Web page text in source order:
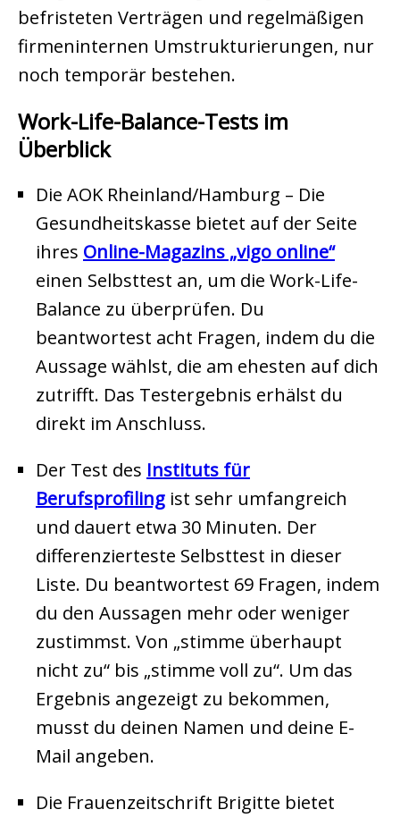
befristeten Verträgen und regelmäßigen
firmeninternen Umstrukturierungen, nur
noch temporär bestehen.
Work-Life-Balance-Tests im
Überblick
Die AOK Rheinland/Hamburg – Die
Gesundheitskasse bietet auf der Seite
ihres Online-Magazins „vigo online“
einen Selbsttest an, um die Work-Life-
Balance zu überprüfen. Du
beantwortest acht Fragen, indem du die
Aussage wählst, die am ehesten auf dich
zutrifft. Das Testergebnis erhälst du
direkt im Anschluss.
Der Test des Instituts für
Berufsprofiling ist sehr umfangreich
und dauert etwa 30 Minuten. Der
differenzierteste Selbsttest in dieser
Liste. Du beantwortest 69 Fragen, indem
du den Aussagen mehr oder weniger
zustimmst. Von „stimme überhaupt
nicht zu“ bis „stimme voll zu“. Um das
Ergebnis angezeigt zu bekommen,
musst du deinen Namen und deine E-
Mail angeben.
Die Frauenzeitschrift Brigitte bietet